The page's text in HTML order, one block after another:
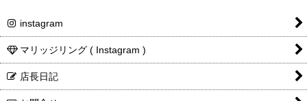
instagram
マリッジリング ( Instagram )
店長日記